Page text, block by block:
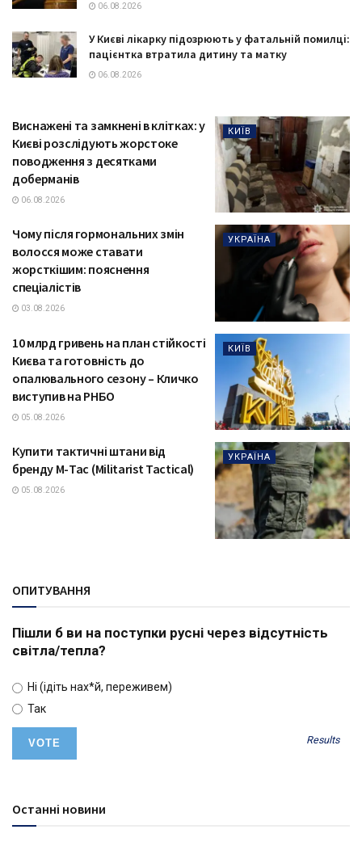
06.08.2026
У Києві лікарку підозрюють у фатальній помилці:
пацієнтка втратила дитину та матку
06.08.2026
КИЇВ
Виснажені та замкнені в клітках: у
Києві розслідують жорстоке
поводження з десятками
доберманів
06.08.2026
УКРАЇНА
Чому після гормональних змін
волосся може ставати
жорсткішим: пояснення
спеціалістів
03.08.2026
КИЇВ
10 млрд гривень на план стійкості
Києва та готовність до
опалювального сезону – Кличко
виступив на РНБО
05.08.2026
УКРАЇНА
Купити тактичні штани від
бренду М-Тас (Militarist Tactical)
05.08.2026
ОПИТУВАННЯ
Пішли б ви на поступки русні через відсутність
світла/тепла?
Ні (ідіть нах*й, переживем)
Так
Results
Останні новини